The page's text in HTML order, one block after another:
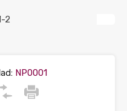
NP0001